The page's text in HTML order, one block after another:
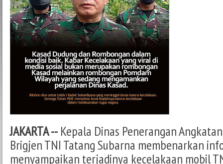
JAKARTA -- Kepala Dinas Penerangan
Brigjen TNI Tatang Subarna membenarkan
menyampaikan terjadinya kecelakaan mobil